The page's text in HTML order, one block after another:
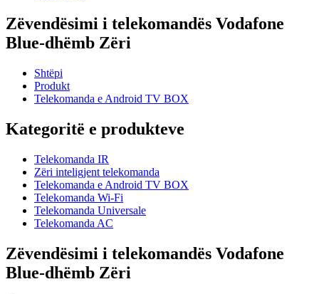
Zëvendësimi i telekomandës Vodafone
Blue-dhëmb Zëri
Shtëpi
Produkt
Telekomanda e Android TV BOX
Kategoritë e produkteve
Telekomanda IR
Zëri inteligjent telekomanda
Telekomanda e Android TV BOX
Telekomanda Wi-Fi
Telekomanda Universale
Telekomanda AC
Zëvendësimi i telekomandës Vodafone
Blue-dhëmb Zëri